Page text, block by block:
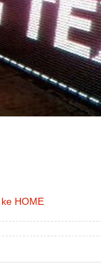
ke HOME